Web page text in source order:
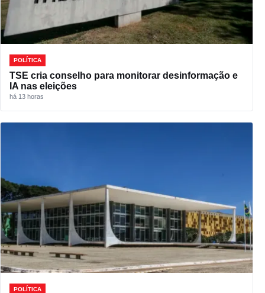
POLÍTICA
TSE cria conselho para monitorar desinformação e
IA nas eleições
há 13 horas
POLÍTICA